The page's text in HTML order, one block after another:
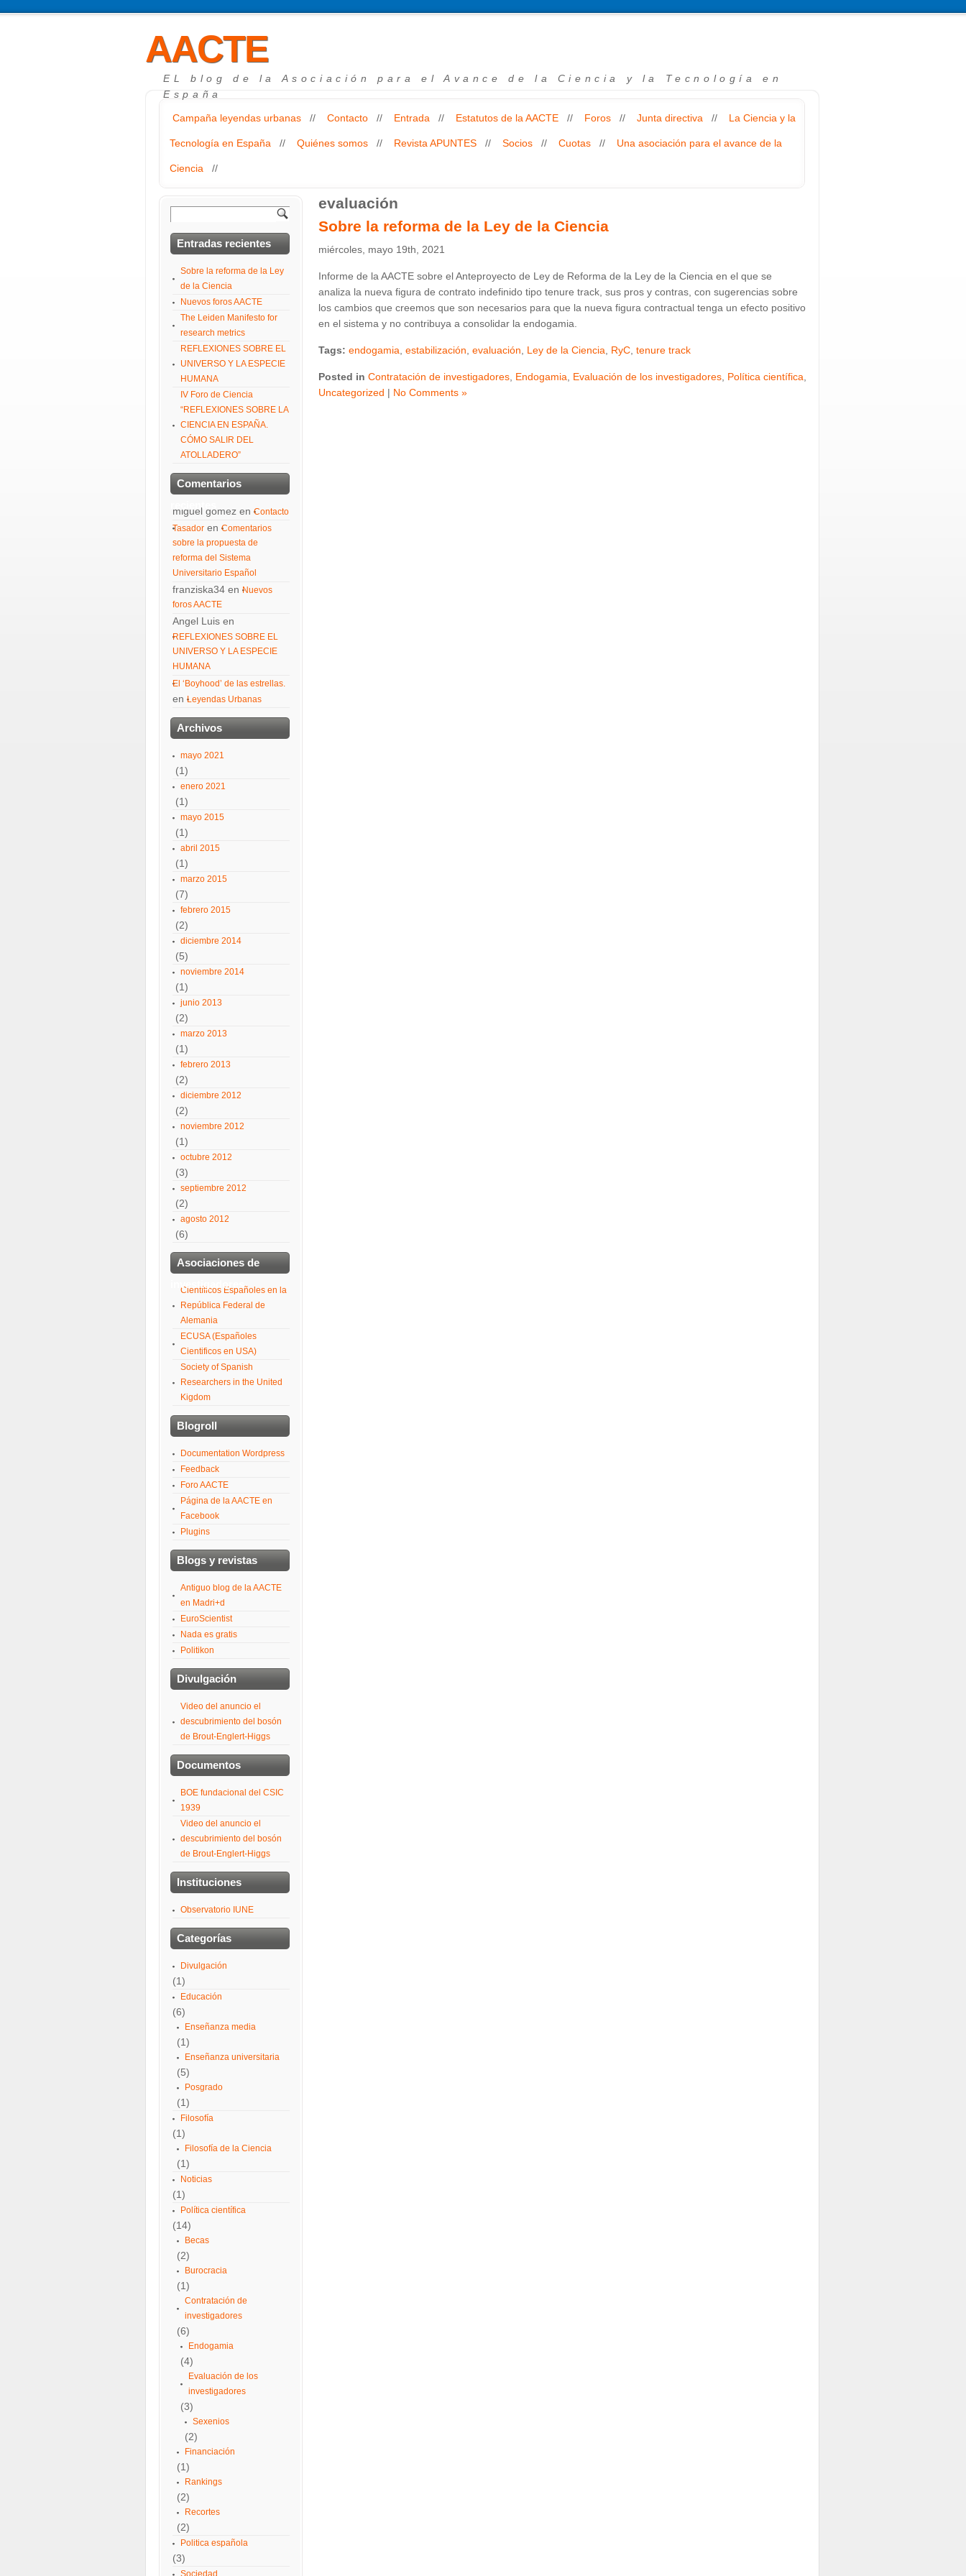
AACTE
EL blog de la Asociación para el Avance de la Ciencia y la Tecnología en
España
Campaña leyendas urbanas // Contacto // Entrada // Estatutos de la AACTE // Foros // Junta directiva // La Ciencia y la
Tecnología en España // Quiénes somos // Revista APUNTES // Socios // Cuotas // Una asociación para el avance de la
Ciencia //
evaluación
Sobre la reforma de la Ley de la Ciencia
miércoles, mayo 19th, 2021
Informe de la AACTE sobre el Anteproyecto de Ley de Reforma de la Ley de la Ciencia en el que se
analiza la nueva figura de contrato indefinido tipo tenure track, sus pros y contras, con sugerencias sobre
los cambios que creemos que son necesarios para que la nueva figura contractual tenga un efecto positivo
en el sistema y no contribuya a consolidar la endogamia.
Tags: endogamia estabilización evaluación Ley de la Ciencia RyC tenure track
Posted in Contratación de investigadores Endogamia Evaluación de los investigadores Política científica
Uncategorized | No Comments »
Entradas recientes
Sobre la reforma de la Ley
de la Ciencia
Nuevos foros AACTE
The Leiden Manifesto for
research metrics
REFLEXIONES SOBRE EL
UNIVERSO Y LA ESPECIE
HUMANA
IV Foro de Ciencia
“REFLEXIONES SOBRE LA
CIENCIA EN ESPAÑA.
CÓMO SALIR DEL
ATOLLADERO”
Comentarios
recientes
miguel gomez en Contacto
Tasador en Comentarios
sobre la propuesta de
reforma del Sistema
Universitario Español
franziska34 en Nuevos
foros AACTE
Angel Luis en
REFLEXIONES SOBRE EL
UNIVERSO Y LA ESPECIE
HUMANA
El ‘Boyhood’ de las estrellas.
en Leyendas Urbanas
Archivos
mayo 2021
(1)
enero 2021
(1)
mayo 2015
(1)
abril 2015
(1)
marzo 2015
(7)
febrero 2015
(2)
diciembre 2014
(5)
noviembre 2014
(1)
junio 2013
(2)
marzo 2013
(1)
febrero 2013
(2)
diciembre 2012
(2)
noviembre 2012
(1)
octubre 2012
(3)
septiembre 2012
(2)
agosto 2012
(6)
Asociaciones de
investigadores
Científicos Españoles en la
República Federal de
Alemania
ECUSA (Españoles
Cientificos en USA)
Society of Spanish
Researchers in the United
Kigdom
Blogroll
Documentation Wordpress
Feedback
Foro AACTE
Página de la AACTE en
Facebook
Plugins
Blogs y revistas
Antiguo blog de la AACTE
en Madri+d
EuroScientist
Nada es gratis
Politikon
Divulgación
Video del anuncio el
descubrimiento del bosón
de Brout-Englert-Higgs
Documentos
BOE fundacional del CSIC
1939
Video del anuncio el
descubrimiento del bosón
de Brout-Englert-Higgs
Instituciones
Observatorio IUNE
Categorías
Divulgación
(1)
Educación
(6)
Enseñanza media
(1)
Enseñanza universitaria
(5)
Posgrado
(1)
Filosofía
(1)
Filosofía de la Ciencia
(1)
Noticias
(1)
Política científica
(14)
Becas
(2)
Burocracia
(1)
Contratación de
investigadores
(6)
Endogamia
(4)
Evaluación de los
investigadores
(3)
Sexenios
(2)
Financiación
(1)
Rankings
(2)
Recortes
(2)
Politica española
(3)
Sociedad